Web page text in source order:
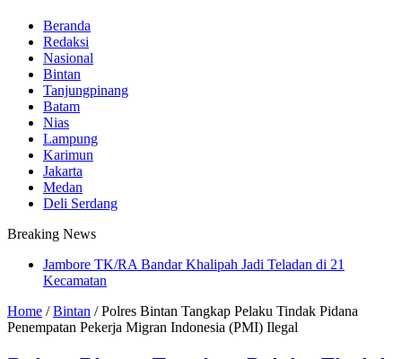
Beranda
Redaksi
Nasional
Bintan
Tanjungpinang
Batam
Nias
Lampung
Karimun
Jakarta
Medan
Deli Serdang
Breaking News
Jambore TK/RA Bandar Khalipah Jadi Teladan di 21
Kecamatan
Sah, Secara Aklamasi WFS Pimpin Karang Taruna Provinsi
Lampung Periode 2026–2031
Home / Bintan / Polres Bintan Tangkap Pelaku Tindak Pidana
Penempatan Pekerja Migran Indonesia (PMI) Ilegal